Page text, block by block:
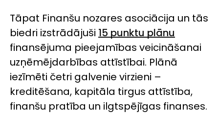
Tāpat Finanšu nozares asociācija un tās
biedri izstrādājuši 15 punktu plānu
finansējuma pieejamības veicināšanai
uzņēmējdarbības attīstībai. Plānā
iezīmēti četri galvenie virzieni –
kreditēšana, kapitāla tirgus attīstība,
finanšu pratība un ilgtspējīgas finanses.